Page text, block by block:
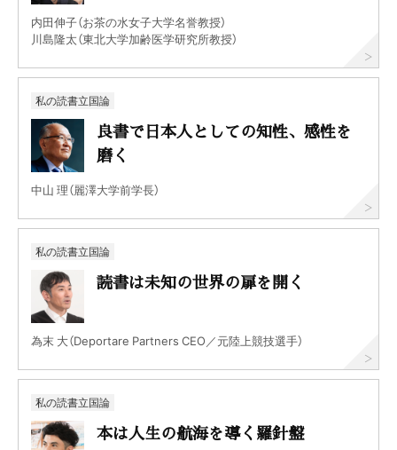
内田伸子（お茶の水女子大学名誉教授）
川島隆太（東北大学加齢医学研究所教授）
私の読書立国論
良書で日本人としての知性、感性を
磨く
中山 理（麗澤大学前学長）
私の読書立国論
読書は未知の世界の扉を開く
為末 大（Deportare Partners CEO／元陸上競技選手）
私の読書立国論
本は人生の航海を導く羅針盤